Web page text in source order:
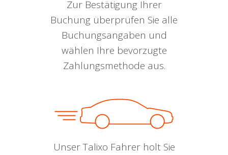
Zur Bestätigung Ihrer
Buchung überprüfen Sie alle
Buchungsangaben und
wählen Ihre bevorzugte
Zahlungsmethode aus.
Unser Talixo Fahrer holt Sie